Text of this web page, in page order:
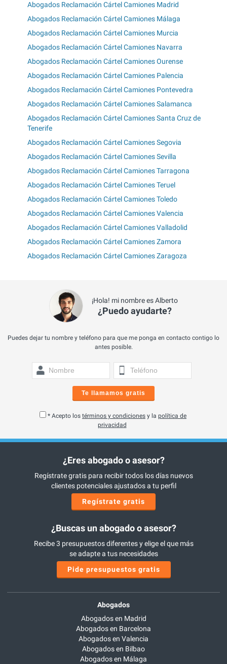
Abogados Reclamación Cártel Camiones Madrid
Abogados Reclamación Cártel Camiones Málaga
Abogados Reclamación Cártel Camiones Murcia
Abogados Reclamación Cártel Camiones Navarra
Abogados Reclamación Cártel Camiones Ourense
Abogados Reclamación Cártel Camiones Palencia
Abogados Reclamación Cártel Camiones Pontevedra
Abogados Reclamación Cártel Camiones Salamanca
Abogados Reclamación Cártel Camiones Santa Cruz de
Tenerife
Abogados Reclamación Cártel Camiones Segovia
Abogados Reclamación Cártel Camiones Sevilla
Abogados Reclamación Cártel Camiones Tarragona
Abogados Reclamación Cártel Camiones Teruel
Abogados Reclamación Cártel Camiones Toledo
Abogados Reclamación Cártel Camiones Valencia
Abogados Reclamación Cártel Camiones Valladolid
Abogados Reclamación Cártel Camiones Zamora
Abogados Reclamación Cártel Camiones Zaragoza
¡Hola! mi nombre es Alberto
¿Puedo ayudarte?
Puedes dejar tu nombre y teléfono para que me ponga en contacto contigo lo
antes posible.
Te llamamos gratis
* Acepto los términos y condiciones y la política de
privacidad
¿Eres abogado o asesor?
Regístrate gratis para recibir todos los días nuevos
clientes potenciales ajustados a tu perfil
Regístrate gratis
¿Buscas un abogado o asesor?
Recibe 3 presupuestos diferentes y elige el que más
se adapte a tus necesidades
Pide presupuestos gratis
Abogados
Abogados en Madrid
Abogados en Barcelona
Abogados en Valencia
Abogados en Bilbao
Abogados en Málaga